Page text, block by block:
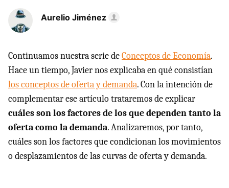
Aurelio Jiménez
Continuamos nuestra serie deConceptos de Economía.
Hace un tiempo, Javier nos explicaba en qué consistían
los conceptos de oferta y demanda. Con la intención de
complementar ese artículo trataremos de explicar
cuáles son los factores de los que dependen tanto la
oferta como la demanda. Analizaremos, por tanto,
cuáles son los factores que condicionan los movimientos
o desplazamientos de las curvas de oferta y demanda.